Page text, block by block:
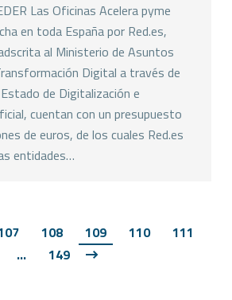
Las Oficinas Acelera pyme
en toda España por Red.es,
al Ministerio de Asuntos
Digital a través de
de Digitalización e
cuentan con un presupuesto
de euros, de los cuales Red.es
entidades…
108 109 110
111
…
149